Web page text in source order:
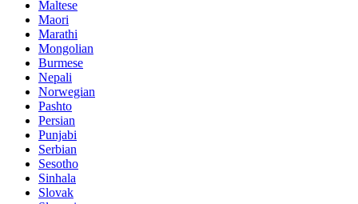
Maltese
Maori
Marathi
Mongolian
Burmese
Nepali
Norwegian
Pashto
Persian
Punjabi
Serbian
Sesotho
Sinhala
Slovak